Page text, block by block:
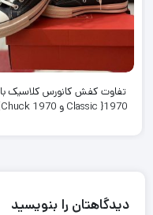
تفاوت کفش کانورس کلاسیک با
1970{ Classic و Chuck 1970}
دیدگاهتان را بنویسید